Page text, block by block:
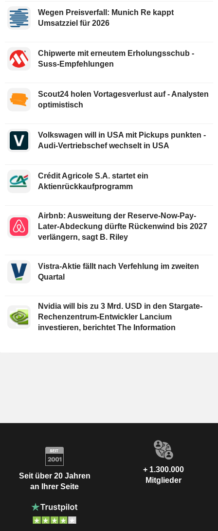
Wegen Preisverfall: Munich Re kappt
Umsatzziel für 2026
Chipwerte mit erneutem Erholungsschub -
Suss-Empfehlungen
Scout24 holen Vortagesverlust auf - Analysten
optimistisch
Volkswagen will in USA mit Pickups punkten -
Audi-Vertriebschef wechselt in USA
Crédit Agricole S.A. startet ein
Aktienrückkaufprogramm
Airbnb: Ausweitung der Reserve-Now-Pay-
Later-Abdeckung dürfte Rückenwind bis 2027
verlängern, sagt B. Riley
Vistra-Aktie fällt nach Verfehlung im zweiten
Quartal
Nvidia will bis zu 3 Mrd. USD in den Stargate-
Rechenzentrum-Entwickler Lancium
investieren, berichtet The Information
Seit über 20 Jahren
an Ihrer Seite
+ 1.300.000
Mitglieder